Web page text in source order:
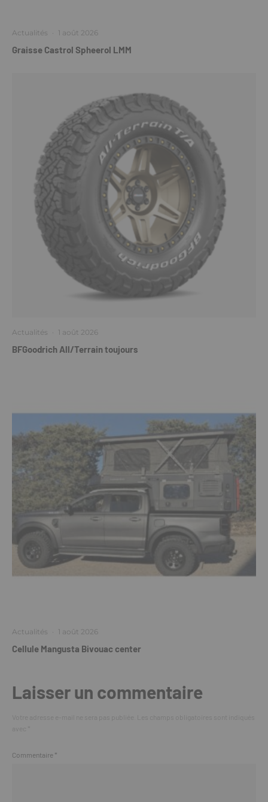
Actualités · 1 août 2026
Graisse Castrol Spheerol LMM
Actualités · 1 août 2026
BFGoodrich All/Terrain toujours
Actualités · 1 août 2026
Cellule Mangusta Bivouac center
Laisser un commentaire
Commentaire *